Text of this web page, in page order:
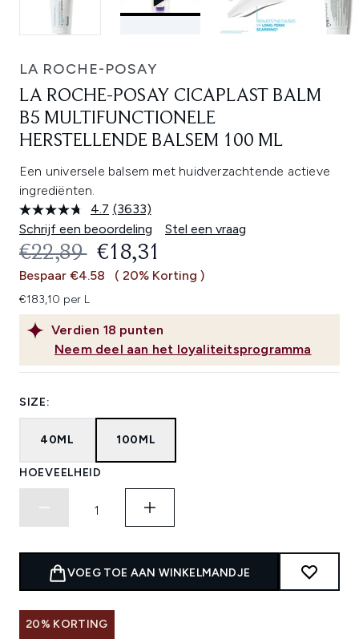
LA ROCHE-POSAY
LA ROCHE-POSAY CICAPLAST BALM
B5 MULTIFUNCTIONELE
HERSTELLENDE BALSEM 100 ML
Een universele balsem met huidverzachtende actieve
ingrediënten.
4.7 Lees
3633
beoordelingen.
Dezelfde
paginalink.
(3633)
Schrijf een beoordeling
Stel een vraag
Verdien 18 punten
Neem deel aan het loyaliteitsprogramma
RECOMMENDED RETAIL PRICE:
€22,89 HUIDIGE PRIJS:
€18,31
Bespaar €4.58 ( 20% Korting )
€183,10 per L
SIZE:
40ML 100ML
HOEVEELHEID
VOEG TOE AAN WINKELMANDJE
20% KORTING